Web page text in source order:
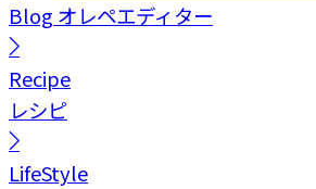
Blog オレペエディター
Recipe
レシピ
LifeStyle